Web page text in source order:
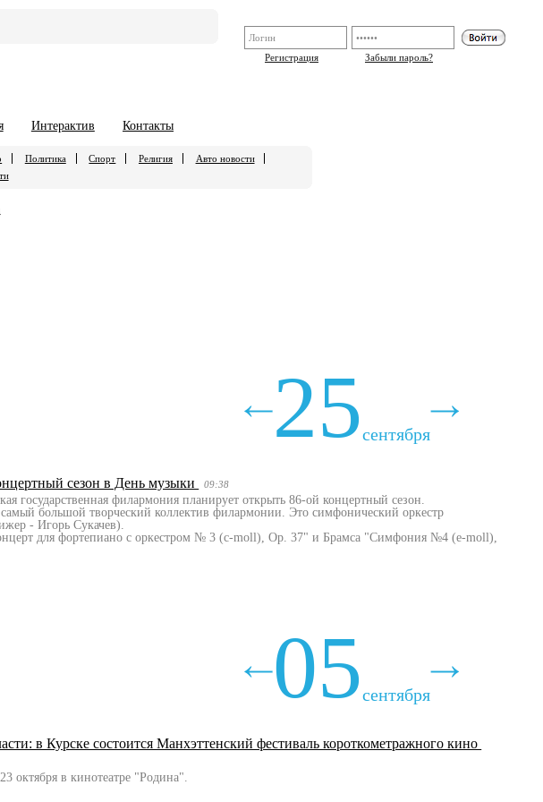
Регистрация
Забыли пароль?
Интерактив Контакты
Политика Спорт Религия
Авто новости
сентября
25
сезон в День музыки 09:38
государственная филармония планирует открыть 86-ой концертный сезон.
самый большой творческий коллектив филармонии. Это симфонический оркестр
- Игорь Сукачев).
для фортепиано с оркестром № 3 (c-moll), Op. 37" и Брамса "Симфония №4 (e-moll),
сентября
05
в Курске состоится Манхэттенский фестиваль короткометражного кино
октября в кинотеатре "Родина".